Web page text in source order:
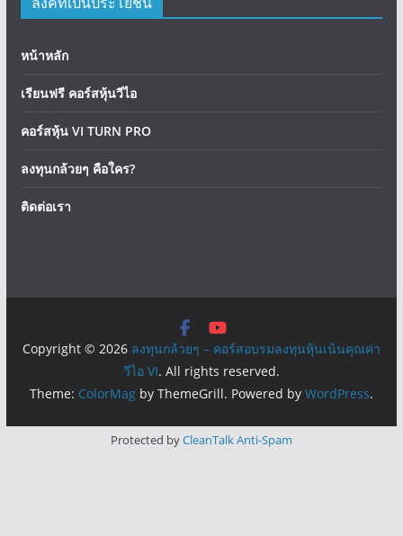
หน้าหลัก
เรียนฟรี คอร์สหุ้นวีไอ
คอร์สหุ้น VI TURN PRO
ลงทุนกล้วยๆ คือใคร?
ติดต่อเรา
Copyright © 2026 ลงทุนกล้วยๆ – คอร์สอบรมลงทุนหุ้นเน้นคุณค่า
วีไอ VI. All rights reserved.
Theme: ColorMagby ThemeGrill. Powered by WordPress.
Protected byCleanTalk Anti-Spam